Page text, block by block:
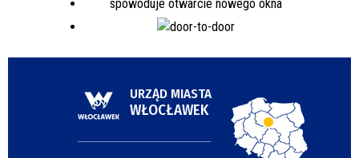
URZĄD MIASTA
WŁOCŁAWEK